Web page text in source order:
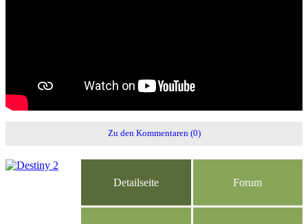
Zu den Kommentaren (0)
Detailseite Forum